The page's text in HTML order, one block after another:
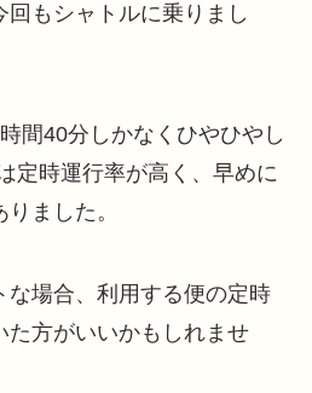
回もシャトルに乗りまし
間40分しかなくひやひやし
定時運行率が高く、早めに
ました。
な場合、利用する便の定時
た方がいいかもしれませ